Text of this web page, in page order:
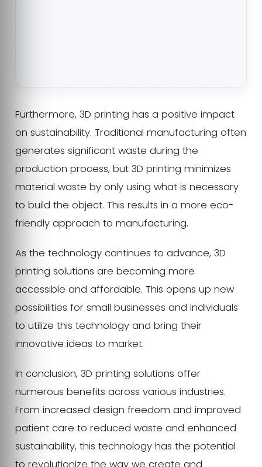
Furthermore, 3D printing has a positive impact
on sustainability. Traditional manufacturing often
generates significant waste during the
production process, but 3D printing minimizes
material waste by only using what is necessary
to build the object. This results in a more eco-
friendly approach to manufacturing.
As the technology continues to advance, 3D
printing solutions are becoming more
accessible and affordable. This opens up new
possibilities for small businesses and individuals
to utilize this technology and bring their
innovative ideas to market.
In conclusion, 3D printing solutions offer
numerous benefits across various industries.
From increased design freedom and improved
patient care to reduced waste and enhanced
sustainability, this technology has the potential